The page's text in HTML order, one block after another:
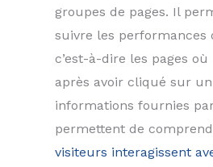
groupes de pages. Il
suivre les performances
c’est-à-dire les pages
après avoir cliqué sur
informations fournies
permettent de
visiteurs interagissent